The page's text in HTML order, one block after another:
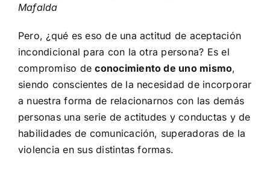
Mafalda
Pero, ¿qué es eso de una actitud de aceptación
incondicional para con la otra persona? Es el
compromiso deconocimiento de uno mismo,
siendo conscientes de la necesidad de incorporar
a nuestra forma de relacionarnos con las demás
personas una serie de actitudes y conductas y de
habilidades de comunicación, superadoras de la
violencia en sus distintas formas.